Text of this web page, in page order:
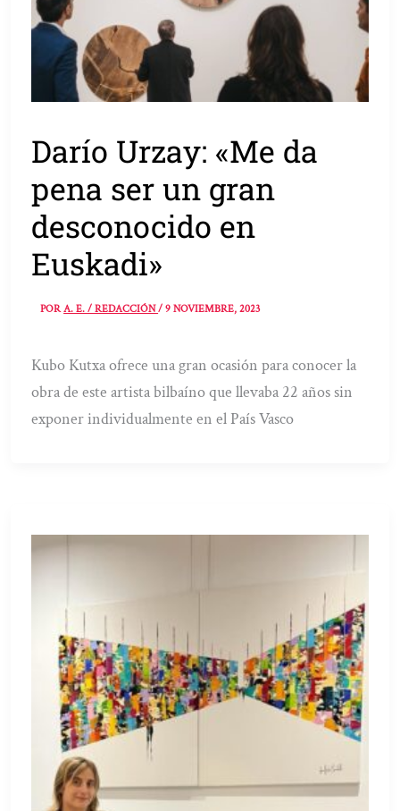
Darío Urzay: «Me da
pena ser un gran
desconocido en
Euskadi»
PORA. E. / REDACCIÓN/9 NOVIEMBRE, 2023
Kubo Kutxa ofrece una gran ocasión para conocer la
obra de este artista bilbaíno que llevaba 22 años sin
exponer individualmente en el País Vasco